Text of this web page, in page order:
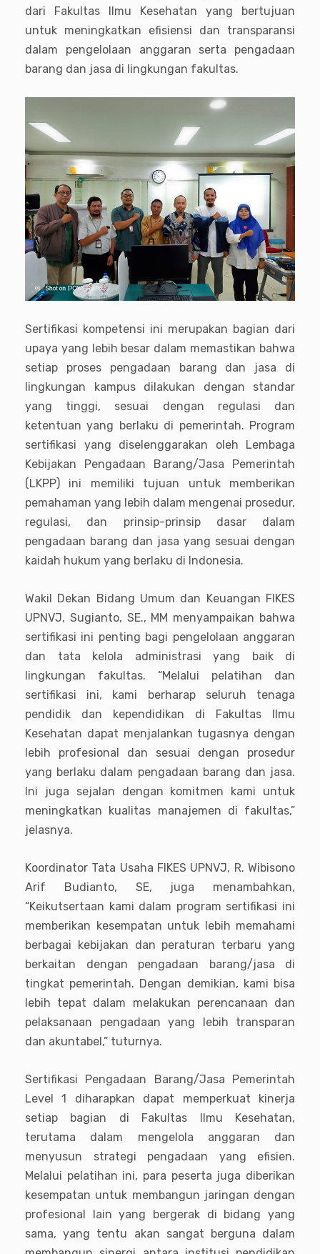
dari Fakultas Ilmu Kesehatan yang bertujuan
untuk meningkatkan efisiensi dan transparansi
dalam pengelolaan anggaran serta pengadaan
barang dan jasa di lingkungan fakultas.
Sertifikasi kompetensi ini merupakan bagian dari
upaya yang lebih besar dalam memastikan bahwa
setiap proses pengadaan barang dan jasa di
lingkungan kampus dilakukan dengan standar
yang tinggi, sesuai dengan regulasi dan
ketentuan yang berlaku di pemerintah. Program
sertifikasi yang diselenggarakan oleh Lembaga
Kebijakan Pengadaan Barang/Jasa Pemerintah
(LKPP) ini memiliki tujuan untuk memberikan
pemahaman yang lebih dalam mengenai prosedur,
regulasi, dan prinsip-prinsip dasar dalam
pengadaan barang dan jasa yang sesuai dengan
kaidah hukum yang berlaku di Indonesia.
Wakil Dekan Bidang Umum dan Keuangan FIKES
UPNVJ, Sugianto, SE., MM menyampaikan bahwa
sertifikasi ini penting bagi pengelolaan anggaran
dan tata kelola administrasi yang baik di
lingkungan fakultas. “Melalui pelatihan dan
sertifikasi ini, kami berharap seluruh tenaga
pendidik dan kependidikan di Fakultas Ilmu
Kesehatan dapat menjalankan tugasnya dengan
lebih profesional dan sesuai dengan prosedur
yang berlaku dalam pengadaan barang dan jasa.
Ini juga sejalan dengan komitmen kami untuk
meningkatkan kualitas manajemen di fakultas,”
jelasnya.
Koordinator Tata Usaha FIKES UPNVJ, R. Wibisono
Arif Budianto, SE, juga menambahkan,
“Keikutsertaan kami dalam program sertifikasi ini
memberikan kesempatan untuk lebih memahami
berbagai kebijakan dan peraturan terbaru yang
berkaitan dengan pengadaan barang/jasa di
tingkat pemerintah. Dengan demikian, kami bisa
lebih tepat dalam melakukan perencanaan dan
pelaksanaan pengadaan yang lebih transparan
dan akuntabel,” tuturnya.
Sertifikasi Pengadaan Barang/Jasa Pemerintah
Level 1 diharapkan dapat memperkuat kinerja
setiap bagian di Fakultas Ilmu Kesehatan,
terutama dalam mengelola anggaran dan
menyusun strategi pengadaan yang efisien.
Melalui pelatihan ini, para peserta juga diberikan
kesempatan untuk membangun jaringan dengan
profesional lain yang bergerak di bidang yang
sama, yang tentu akan sangat berguna dalam